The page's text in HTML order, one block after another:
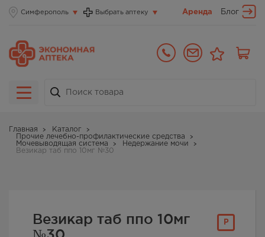
Симферополь Выбрать аптеку Аренда Блог
Главная
Каталог
Прочие лечебно-профилактические средства
Мочевыводящая система
Недержание мочи
Везикар таб ппо 10мг №30
Р
Везикар таб ппо 10мг